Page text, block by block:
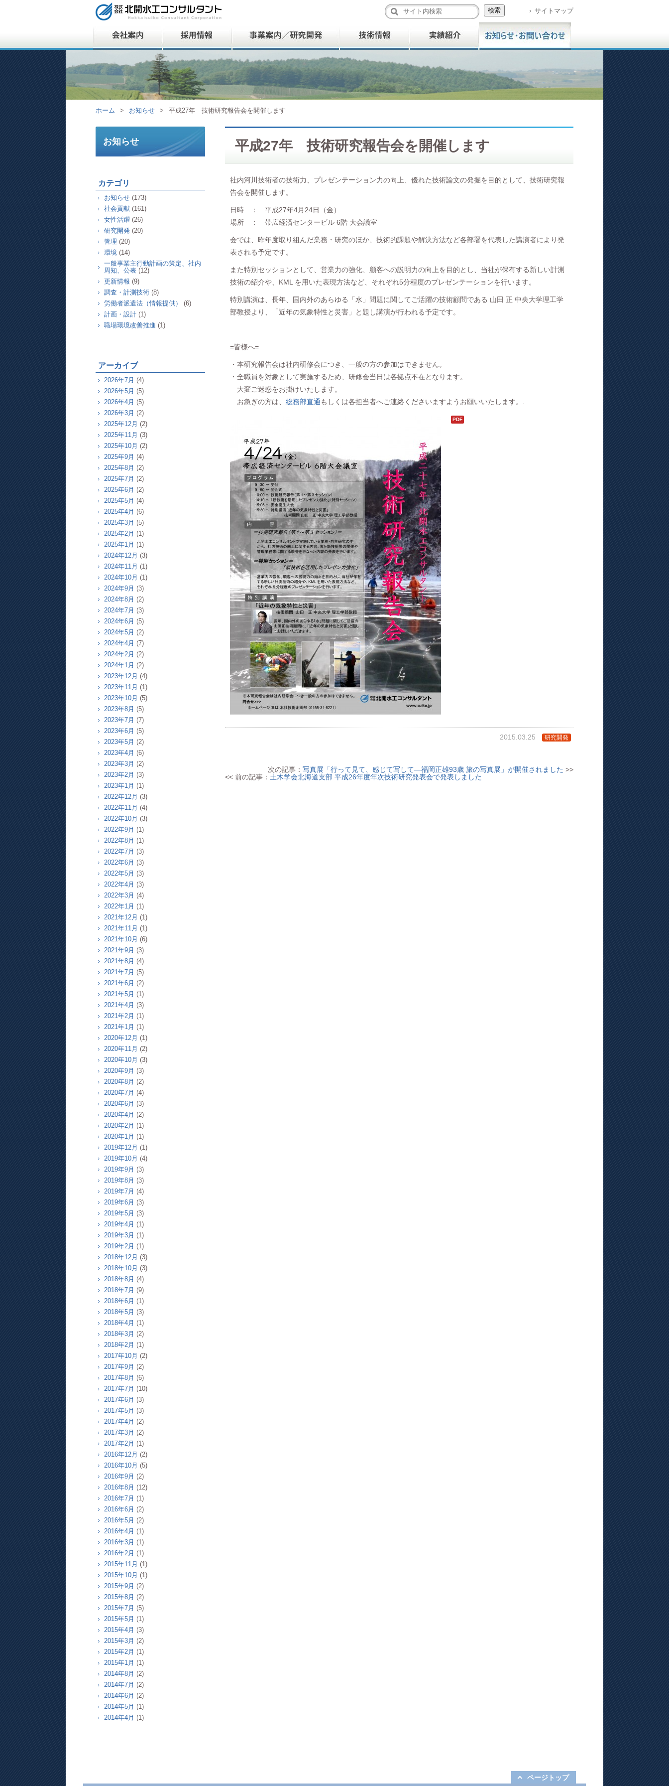
サイトマップ
ホーム > お知らせ > 平成27年 技術研究報告会を開催します
平成27年 技術研究報告会を開催します
社内河川技術者の技術力、プレゼンテーション力の向上、優れた技術論文の発掘を目的として、技術研究報
告会を開催します。
日時 ： 平成27年4月24日（金）
場所 ： 帯広経済センタービル 6階 大会議室
会では、昨年度取り組んだ業務・研究のほか、技術的課題や解決方法など各部署を代表した講演者により発
表される予定です。
また特別セッションとして、営業力の強化、顧客への説明力の向上を目的とし、当社が保有する新しい計測
技術の紹介や、KML を用いた表現方法など、それぞれ5分程度のプレゼンテーションを行います。
特別講演は、長年、国内外のあらゆる「水」問題に関してご活躍の技術顧問である 山田 正 中央大学理工学
部教授より、「近年の気象特性と災害」と題し講演が行われる予定です。
=皆様へ=
・本研究報告会は社内研修会につき、一般の方の参加はできません。
・全職員を対象として実施するため、研修会当日は各拠点不在となります。
大変ご迷惑をお掛けいたします。
お急ぎの方は、 総務部直通 もしくは各担当者へご連絡くださいますようお願いいたします。.
2015.03.25 研究開発
次の記事： 写真展「行って見て、感じて写して―福岡正雄93歳 旅の写真展」が開催されました >>
<< 前の記事： 土木学会北海道支部 平成26年度年次技術研究発表会で発表しました
お知らせ
カテゴリ
お知らせ (173)
社会貢献 (161)
女性活躍 (26)
研究開発 (20)
管理 (20)
環境 (14)
一般事業主行動計画の策定、社内
周知、公表 (12)
更新情報 (9)
調査・計測技術 (8)
労働者派遣法（情報提供）
(6)
計画・設計 (1)
職場環境改善推進 (1)
アーカイブ
2026年7月 (4)
2026年5月 (5)
2026年4月 (5)
2026年3月 (2)
2025年12月 (2)
2025年11月 (3)
2025年10月 (2)
2025年9月 (4)
2025年8月 (2)
2025年7月 (2)
2025年6月 (2)
2025年5月 (4)
2025年4月 (6)
2025年3月 (5)
2025年2月 (1)
2025年1月 (1)
2024年12月 (3)
2024年11月 (1)
2024年10月 (1)
2024年9月 (3)
2024年8月 (2)
2024年7月 (3)
2024年6月 (5)
2024年5月 (2)
2024年4月 (7)
2024年2月 (2)
2024年1月 (2)
2023年12月 (4)
2023年11月 (1)
2023年10月 (5)
2023年8月 (5)
2023年7月 (7)
2023年6月 (5)
2023年5月 (2)
2023年4月 (6)
2023年3月 (2)
2023年2月 (3)
2023年1月 (1)
2022年12月 (3)
2022年11月 (4)
2022年10月 (3)
2022年9月 (1)
2022年8月 (1)
2022年7月 (3)
2022年6月 (3)
2022年5月 (3)
2022年4月 (3)
2022年3月 (4)
2022年1月 (1)
2021年12月 (1)
2021年11月 (1)
2021年10月 (6)
2021年9月 (3)
2021年8月 (4)
2021年7月 (5)
2021年6月 (2)
2021年5月 (1)
2021年4月 (3)
2021年2月 (1)
2021年1月 (1)
2020年12月 (1)
2020年11月 (2)
2020年10月 (3)
2020年9月 (3)
2020年8月 (2)
2020年7月 (4)
2020年6月 (3)
2020年4月 (2)
2020年2月 (1)
2020年1月 (1)
2019年12月 (1)
2019年10月 (4)
2019年9月 (3)
2019年8月 (3)
2019年7月 (4)
2019年6月 (3)
2019年5月 (3)
2019年4月 (1)
2019年3月 (1)
2019年2月 (1)
2018年12月 (3)
2018年10月 (3)
2018年8月 (4)
2018年7月 (9)
2018年6月 (1)
2018年5月 (3)
2018年4月 (1)
2018年3月 (2)
2018年2月 (1)
2017年10月 (2)
2017年9月 (2)
2017年8月 (6)
2017年7月 (10)
2017年6月 (3)
2017年5月 (3)
2017年4月 (2)
2017年3月 (2)
2017年2月 (1)
2016年12月 (2)
2016年10月 (5)
2016年9月 (2)
2016年8月 (12)
2016年7月 (1)
2016年6月 (2)
2016年5月 (2)
2016年4月 (1)
2016年3月 (1)
2016年2月 (1)
2015年11月 (1)
2015年10月 (1)
2015年9月 (2)
2015年8月 (2)
2015年7月 (5)
2015年5月 (1)
2015年4月 (3)
2015年3月 (2)
2015年2月 (1)
2015年1月 (1)
2014年8月 (2)
2014年7月 (2)
2014年6月 (2)
2014年5月 (1)
2014年4月 (1)
ページトップ